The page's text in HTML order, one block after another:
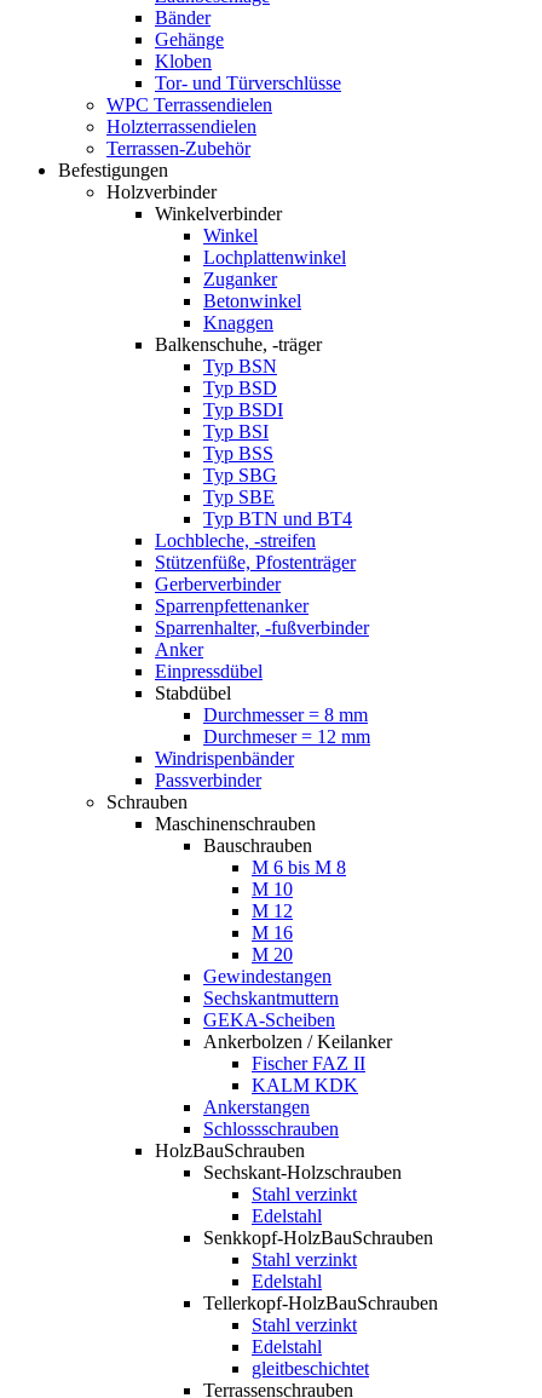
Bänder
Gehänge
Kloben
Tor- und Türverschlüsse
WPC Terrassendielen
Holzterrassendielen
Terrassen-Zubehör
Befestigungen
Holzverbinder
Winkelverbinder
Winkel
Lochplattenwinkel
Zuganker
Betonwinkel
Knaggen
Balkenschuhe, -träger
Typ BSN
Typ BSD
Typ BSDI
Typ BSI
Typ BSS
Typ SBG
Typ SBE
Typ BTN und BT4
Lochbleche, -streifen
Stützenfüße, Pfostenträger
Gerberverbinder
Sparrenpfettenanker
Sparrenhalter, -fußverbinder
Anker
Einpressdübel
Stabdübel
Durchmesser = 8 mm
Durchmeser = 12 mm
Windrispenbänder
Passverbinder
Schrauben
Maschinenschrauben
Bauschrauben
M 6 bis M 8
M 10
M 12
M 16
M 20
Gewindestangen
Sechskantmuttern
GEKA-Scheiben
Ankerbolzen / Keilanker
Fischer FAZ II
KALM KDK
Ankerstangen
Schlossschrauben
HolzBauSchrauben
Sechskant-Holzschrauben
Stahl verzinkt
Edelstahl
Senkkopf-HolzBauSchrauben
Stahl verzinkt
Edelstahl
Tellerkopf-HolzBauSchrauben
Stahl verzinkt
Edelstahl
gleitbeschichtet
Terrassenschrauben